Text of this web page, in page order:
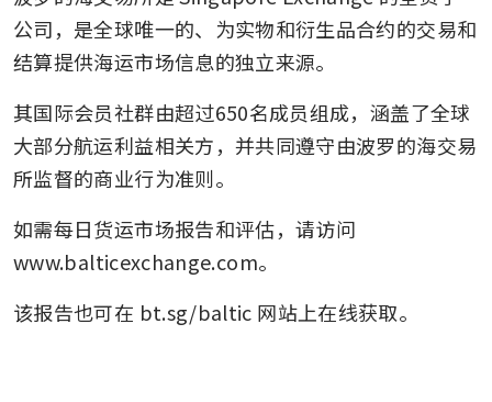
公司，是全球唯一的、为实物和衍生品合约的交易和
结算提供海运市场信息的独立来源。
其国际会员社群由超过650名成员组成，涵盖了全球
大部分航运利益相关方，并共同遵守由波罗的海交易
所监督的商业行为准则。
如需每日货运市场报告和评估，请访问
www.balticexchange.com。
该报告也可在 bt.sg/baltic 网站上在线获取。